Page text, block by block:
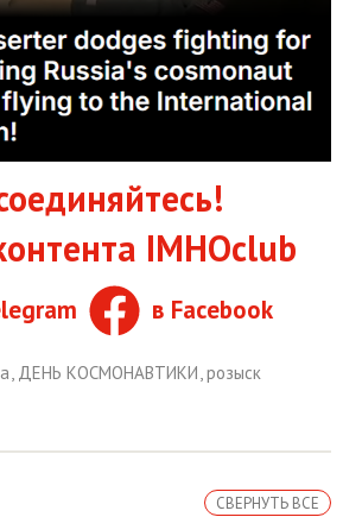
IMHOclub
в Facebook
, ДЕНЬ КОСМОНАВТИКИ,розыск
СВЕРНУТЬ ВСЕ